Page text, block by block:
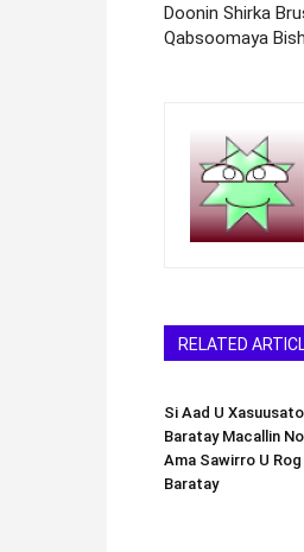
Doonin Shirka
Qabsoomaya
RELATED
Si Aad U
Baratay Macallin
Ama Sawirro U Rog
Baratay